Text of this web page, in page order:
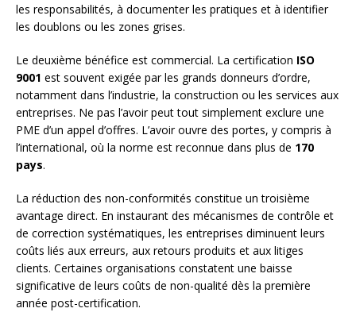
les responsabilités, à documenter les pratiques et à identifier
les doublons ou les zones grises.
Le deuxième bénéfice est commercial. La certification ISO
9001 est souvent exigée par les grands donneurs d’ordre,
notamment dans l’industrie, la construction ou les services aux
entreprises. Ne pas l’avoir peut tout simplement exclure une
PME d’un appel d’offres. L’avoir ouvre des portes, y compris à
l’international, où la norme est reconnue dans plus de 170
pays.
La réduction des non-conformités constitue un troisième
avantage direct. En instaurant des mécanismes de contrôle et
de correction systématiques, les entreprises diminuent leurs
coûts liés aux erreurs, aux retours produits et aux litiges
clients. Certaines organisations constatent une baisse
significative de leurs coûts de non-qualité dès la première
année post-certification.